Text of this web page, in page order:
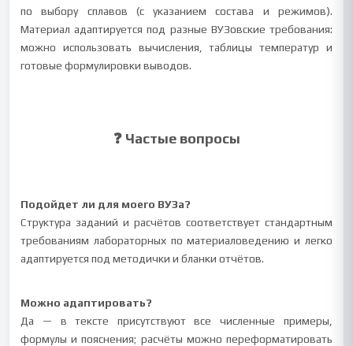
по выбору сплавов (с указанием состава и режимов).
Материал адаптируется под разные ВУЗовские требования:
можно использовать вычисления, таблицы температур и
готовые формулировки выводов.
❓ Частые вопросы
Подойдет ли для моего ВУЗа?
Структура заданий и расчётов соответствует стандартным
требованиям лабораторных по материаловедению и легко
адаптируется под методички и бланки отчётов.
Можно адаптировать?
Да — в тексте присутствуют все численные примеры,
формулы и пояснения; расчёты можно переформатировать